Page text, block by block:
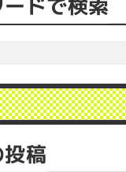
ドで検索
稿